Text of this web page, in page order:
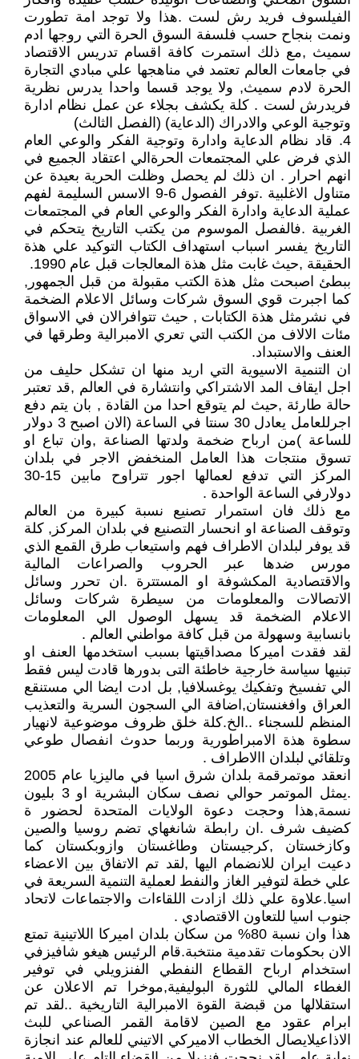
الفيلسوف فريد رش لست .هذا ولا توجد امة تطورت
ونمت بنجاح حسب فلسفة السوق الحرة التي روجها ادم
سميث ,مع ذلك استمرت كافة اقسام تدريس الاقتصاد
في جامعات العالم تعتمد في مناهجها علي مبادي التجارة
الحرة لادم سميث, ولا يوجد قسما واحدا يدرس نظرية
فريدرش لست . كلة يكشف بجلاء عن عمل نظام ادارة
وتوجية الوعي والادراك (الدعاية) (الفصل الثالث)
4. قاد نظام الدعاية وادارة وتوجية الفكر والوعي العام
الذي فرض علي المجتمعات الحرةالي اعتقاد الجميع في
انهم احرار . ان ذلك لم يحصل وظلت الحرية بعيدة عن
متناول الاغلبية .توفر الفصول 6-9 الاسس السليمة لفهم
عملية الدعاية وادارة الفكر والوعي العام في المجتمعات
الغربية .فالفصل الموسوم من يكتب التاريخ يتحكم في
التاريخ يفسر اسباب استهداف الكتاب التوكيد علي هذة
الحقيقة ,حيث غابت مثل هذة المعالجات قبل عام 1990.
ببطئ اصبحت مثل هذة الكتب مقبولة من قبل الجمهور,
كما اجبرت قوي السوق شركات وسائل الاعلام الضخمة
في نشرمثل هذة الكتابات , حيث تتوافرالان في الاسواق
مئات الالاف من الكتب التي تعري الامبرالية وطرقها في
العنف والاستبداد.
ان التنمية الاسيوية التي اريد منها ان تشكل حليف من
اجل ايقاف المد الاشتراكي وانتشارة في العالم ,قد تعتبر
حالة طارئة ,حيث لم يتوقع احدا من القادة , بان يتم دفع
اجرللعامل يعادل 30 سنتا في الساعة (الان اصبح 3 دولار
للساعة )من ارباح ضخمة ولدتها الصناعة ,وان تباع او
تسوق منتجات هذا العامل المنخفض الاجر في بلدان
المركز التي تدفع لعمالها اجور تتراوح مابين 15-30
دولارفي الساعة الواحدة .
مع ذلك فان استمرار تصنيع نسبة كبيرة من العالم
وتوقف الصناعة او انحسار التصنيع في بلدان المركز, كلة
قد يوفر لبلدان الاطراف فهم واستيعاب طرق القمع الذي
مورس ضدها عبر الحروب والصراعات المالية
والاقتصادية المكشوفة او المستترة .ان تحرر وسائل
الاتصالات والمعلومات من سيطرة شركات وسائل
الاعلام الضخمة قد يسهل الوصول الي المعلومات
بانسابية وسهولة من قبل كافة مواطني العالم .
لقد فقدت اميركا مصداقيتها بسبب استخدمها العنف او
تبنيها سياسة خارجية خاطئة التى بدورها قادت ليس فقط
الي تفسيخ وتفكيك يوغسلافيا, بل ادت ايضا الي مستنقع
العراق وافغنستان,اضافة الي السجون السرية والتعذيب
المنظم للسجناء ..الخ.كلة خلق ظروف موضوعية لانهيار
سطوة هذة الامبراطورية وربما حدوث انفصال طوعي
وتلقائي لبلدان االاطراف .
انعقد موتمرقمة بلدان شرق اسيا في ماليزيا عام 2005
.يمثل الموتمر حوالي نصف سكان البشرية او 3 بليون
نسمة,هذا وحجت دعوة الولايات المتحدة لحضور ة
كضيف شرف .ان رابطة شانغهاي تضم روسيا والصين
وكازخستان ,كرجيستان وطاغستان وازوبكستان كما
دعيت ايران للانضمام اليها ,لقد تم الاتفاق بين الاعضاء
علي خطة لتوفير الغاز والنفط لعملية التنمية السريعة في
اسيا.علاوة علي ذلك ازادت اللقاءات والاجتماعات لاتحاد
جنوب اسيا للتعاون الاقتصادي .
هذا وان نسبة 80% من سكان بلدان اميركا اللاتينية تمتع
الان بحكومات تقدمية منتخبة.قام الرئيس هيغو شافيزفي
استخدام ارباح القطاع النفطي الفنزويلي في توفير
الغطاء المالي للثورة البوليفية,موخرا تم الاعلان عن
استقلالها من قبضة القوة الامبرالية التاريخية ..لقد تم
ابرام عقود مع الصين لاقامة القمر الصناعي للبث
الاذاعيلايصال الخطاب الاميركي الاتيني للعالم عند انجازة